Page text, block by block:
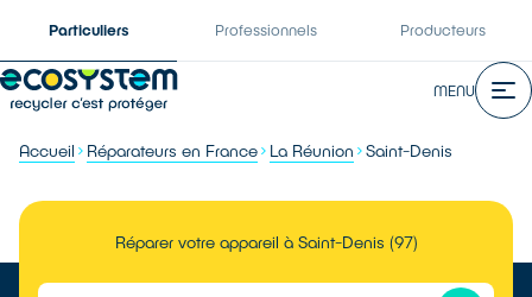
Particuliers Professionnels Producteurs
MENU
Accueil Réparateurs en France La Réunion Saint-Denis
Réparer votre appareil à Saint-Denis (97)